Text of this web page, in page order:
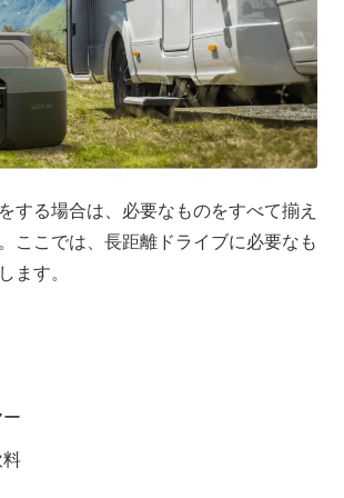
する場合は、必要なものをすべて揃え
ここでは、長距離ドライブに必要なも
ます。
料